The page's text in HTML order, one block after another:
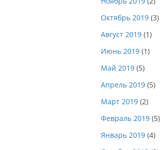
Октябрь 2019 (3)
Август 2019 (1)
Июнь 2019 (1)
Май 2019 (5)
Апрель 2019 (5)
Март 2019 (2)
Февраль 2019 (5)
Январь 2019 (4)